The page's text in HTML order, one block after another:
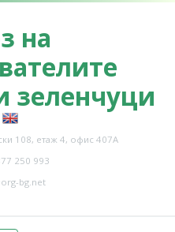
на
зеленчуци
108, етаж 4, офис 407А
250 993
bg.net